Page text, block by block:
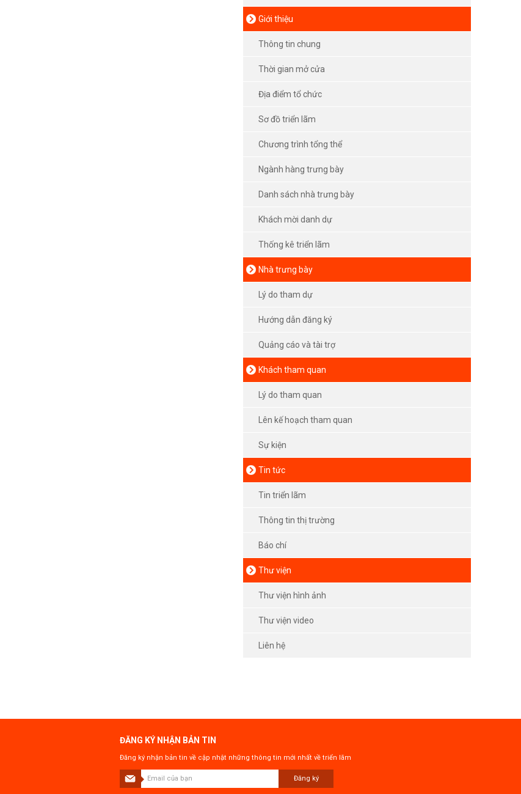
Giới thiệu
Thông tin chung
Thời gian mở cửa
Địa điểm tổ chức
Sơ đồ triển lãm
Chương trình tổng thể
Ngành hàng trưng bày
Danh sách nhà trưng bày
Khách mời danh dự
Thống kê triển lãm
Nhà trưng bày
Lý do tham dự
Hướng dẫn đăng ký
Quảng cáo và tài trợ
Khách tham quan
Lý do tham quan
Lên kế hoạch tham quan
Sự kiện
Tin tức
Tin triển lãm
Thông tin thị trường
Báo chí
Thư viện
Thư viện hình ảnh
Thư viện video
Liên hệ
ĐĂNG KÝ NHẬN BẢN TIN
Đăng ký nhận bản tin về cập nhật những thông tin mới nhất về triển lãm
Đăng ký